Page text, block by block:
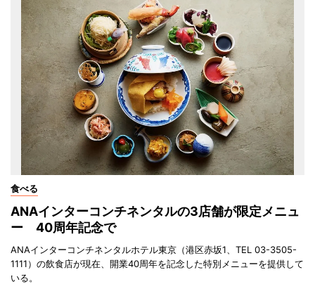
食べる
ANAインターコンチネンタルの3店舗が限定メニュ
ー 40周年記念で
ANAインターコンチネンタルホテル東京（港区赤坂1、TEL 03-3505-
1111）の飲食店が現在、開業40周年を記念した特別メニューを提供して
いる。